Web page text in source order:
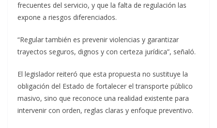
frecuentes del servicio, y que la falta de regulación las
expone a riesgos diferenciados.
“Regular también es prevenir violencias y garantizar
trayectos seguros, dignos y con certeza jurídica”, señaló.
El legislador reiteró que esta propuesta no sustituye la
obligación del Estado de fortalecer el transporte público
masivo, sino que reconoce una realidad existente para
intervenir con orden, reglas claras y enfoque preventivo.